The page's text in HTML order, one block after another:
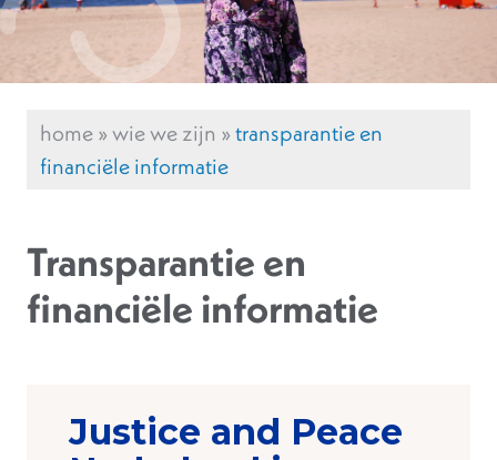
home»wie we zijn »transparantie en
financiële informatie
Transparantie en
financiële informatie